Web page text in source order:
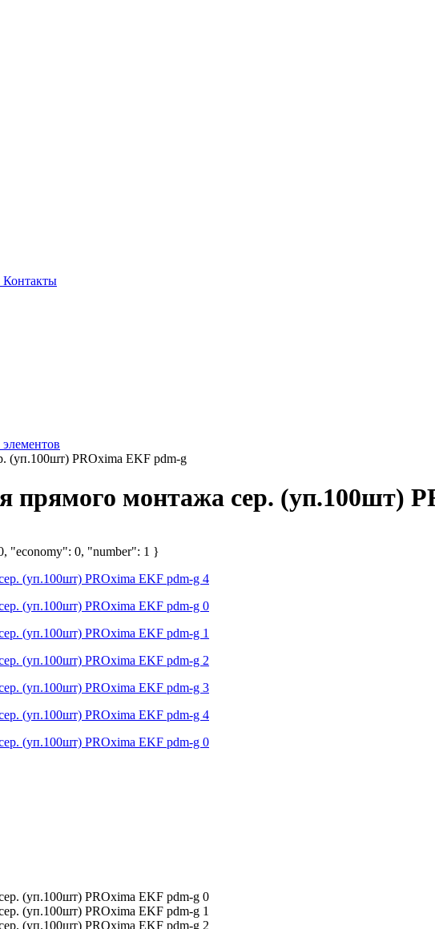
Контакты
(уп.100шт) PROxima EKF pdm-g
прямого монтажа сер. (уп.100шт)
"economy": 0, "number": 1 }